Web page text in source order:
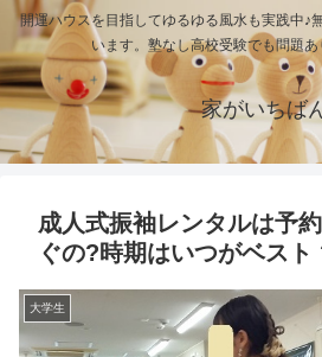
開運ハウスを目指してゆるゆる風水も実践中♪
います。塾なし高校受験でも問題
家がいちば
成人式振袖レンタルは予
ぐの?時期はいつがベスト
大学生